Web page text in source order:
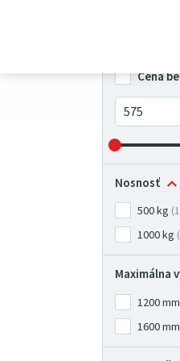
Cena
Nosnosť
500 kg
1000 kg
Maximálna
1200 mm
1600 mm